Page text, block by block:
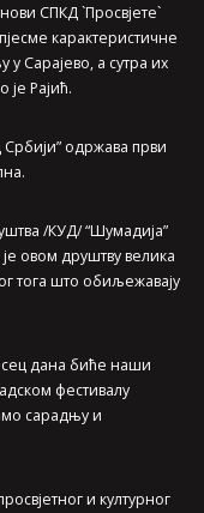
СПКД `Просвјете`
карактеристичне
Сарајево, а сутра их
је Рајић.
Србији” одржава први
/КУД/ “Шумадија”
овом друштву велика
тога што обиљежавају
дана биће наши
фестивалу
сарадњу и
и културног